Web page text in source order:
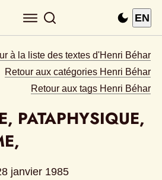
EN
à la liste des textes d'Henri Béhar
Retour aux catégories Henri Béhar
Retour aux tags Henri Béhar
PATAPHYSIQUE,
janvier 1985